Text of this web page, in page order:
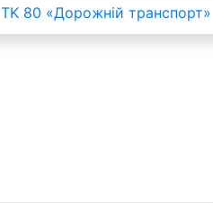
TK 80 «Дорожній транспорт»